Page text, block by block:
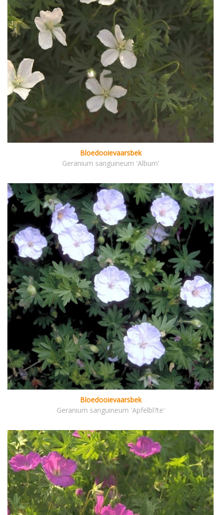
Bloedooievaarsbek
Geranium sanguineum 'Album'
Bloedooievaarsbek
Geranium sanguineum 'Apfelbl?te'